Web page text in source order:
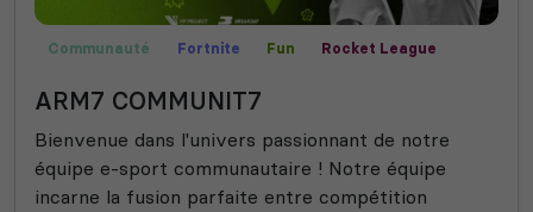
Communauté Fortnite Fun
Rocket League
ARM7 COMMUNIT7
Bienvenue dans l'univers passionnant de notre
équipe e-sport communautaire ! Notre équipe
incarne la fusion parfaite entre compétition